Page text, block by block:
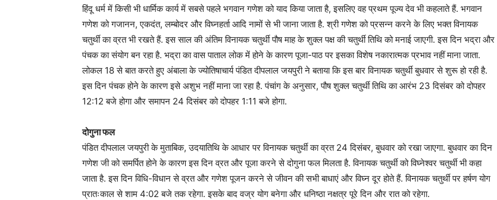
हिंदू धर्म में किसी भी धार्मिक कार्य में सबसे पहले भगवान गणेश को याद किया जाता है, इसलिए वह प्रथम पूज्य देव भी कहलाते हैं. भगवान
गणेश को गजानन, एकदंत, लम्बोदर और विघ्नहर्ता आदि नामों से भी जाना जाता है. श्री गणेश को प्रसन्न करने के लिए भक्त विनायक
चतुर्थी का व्रत भी रखते हैं. इस साल की अंतिम विनायक चतुर्थी पौष माह के शुक्ल पक्ष की चतुर्थी तिथि को मनाई जाएगी. इस दिन भद्रा और
पंचक का संयोग बन रहा है. भद्रा का वास पाताल लोक में होने के कारण पूजा-पाठ पर इसका विशेष नकारात्मक प्रभाव नहीं माना जाता.
लोकल 18 से बात करते हुए अंबाला के ज्योतिषाचार्य पंडित दीपलाल जयपुरी ने बताया कि इस बार विनायक चतुर्थी बुधवार से शुरू हो रही है.
इस दिन पंचक होने के कारण इसे अशुभ नहीं माना जा रहा है. पंचांग के अनुसार, पौष शुक्ल चतुर्थी तिथि का आरंभ 23 दिसंबर को दोपहर
12:12 बजे होगा और समापन 24 दिसंबर को दोपहर 1:11 बजे होगा.
दोगुना फल
पंडित दीपलाल जयपुरी के मुताबिक, उदयातिथि के आधार पर विनायक चतुर्थी का व्रत 24 दिसंबर, बुधवार को रखा जाएगा. बुधवार का दिन
गणेश जी को समर्पित होने के कारण इस दिन व्रत और पूजा करने से दोगुना फल मिलता है. विनायक चतुर्थी को विघ्नेश्वर चतुर्थी भी कहा
जाता है. इस दिन विधि-विधान से व्रत और गणेश पूजन करने से जीवन की सभी बाधाएं और विघ्न दूर होते हैं. विनायक चतुर्थी पर हर्षण योग
प्रातःकाल से शाम 4:02 बजे तक रहेगा. इसके बाद वज्र योग बनेगा और धनिष्ठा नक्षत्र पूरे दिन और रात को रहेगा.